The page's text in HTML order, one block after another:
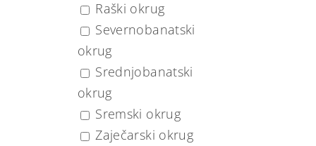
Raški okrug
Severnobanatski
okrug
Srednjobanatski
okrug
Sremski okrug
Zaječarski okrug